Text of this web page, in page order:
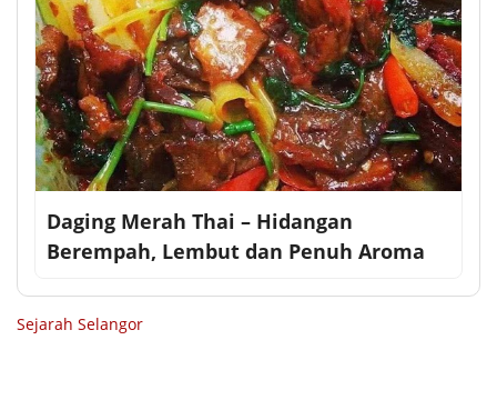
Daging Merah Thai – Hidangan
Berempah, Lembut dan Penuh Aroma
Sejarah Selangor